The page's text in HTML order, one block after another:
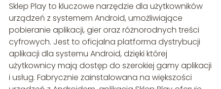
Sklep Play to kluczowe narzędzie dla użytkowników
urządzeń z systemem Android, umożliwiające
pobieranie aplikacji, gier oraz różnorodnych treści
cyfrowych. Jest to oficjalna platforma dystrybucji
aplikacji dla systemu Android, dzięki której
użytkownicy mają dostęp do szerokiej gamy aplikacji
i usług. Fabrycznie zainstalowana na większości